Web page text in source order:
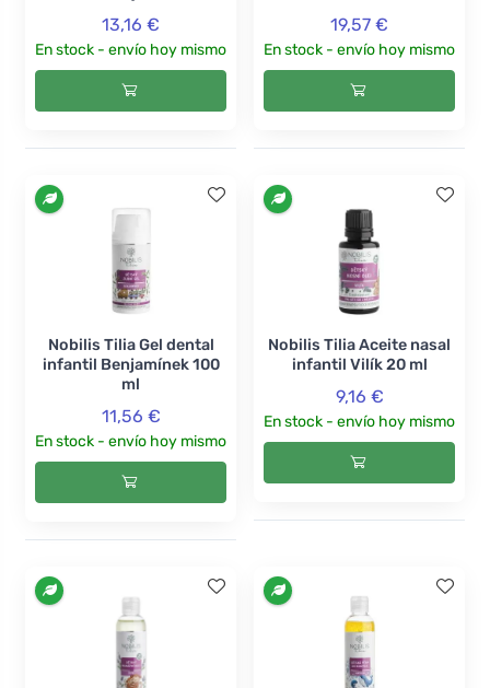
13,16 €
En stock - envío hoy mismo
19,57 €
En stock - envío hoy mismo
Nobilis Tilia Gel dental
infantil Benjamínek 100
ml
11,56 €
En stock - envío hoy mismo
Nobilis Tilia Aceite nasal
infantil Vilík 20 ml
9,16 €
En stock - envío hoy mismo